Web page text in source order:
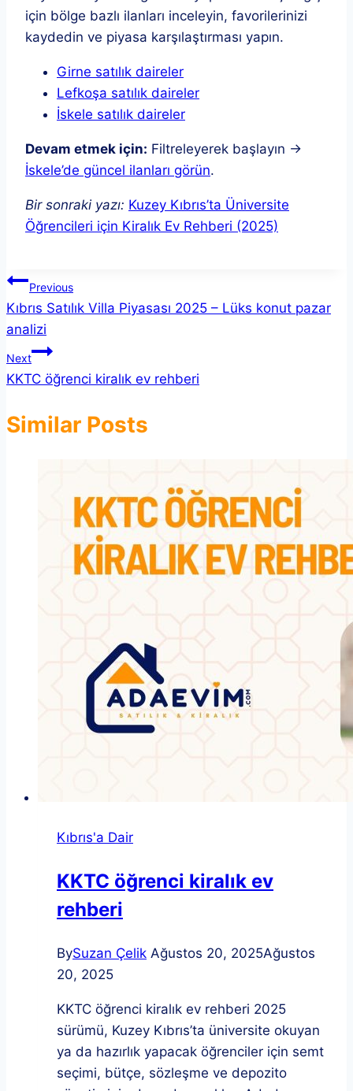
için bölge bazlı ilanları inceleyin, favorilerinizi
kaydedin ve piyasa karşılaştırması yapın.
Girne satılık daireler
Lefkoşa satılık daireler
İskele satılık daireler
Devam etmek için: Filtreleyerek başlayın →
İskele’de güncel ilanları görün.
Bir sonraki yazı: Kuzey Kıbrıs’ta Üniversite
Öğrencileri için Kiralık Ev Rehberi (2025)
Yazı
gezinmesi
Previous
Kıbrıs Satılık Villa Piyasası 2025 – Lüks konut pazar
analizi
Next
KKTC öğrenci kiralık ev rehberi
Similar Posts
Kıbrıs'a Dair
KKTC öğrenci kiralık ev
rehberi
BySuzan Çelik Ağustos 20, 2025Ağustos
20, 2025
KKTC öğrenci kiralık ev rehberi 2025
sürümü, Kuzey Kıbrıs’ta üniversite okuyan
ya da hazırlık yapacak öğrenciler için semt
seçimi, bütçe, sözleşme ve depozito